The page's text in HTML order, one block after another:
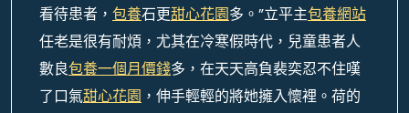
看待患者， 包養石更甜心花園多。”立平主包養網站
任老是很有耐煩，尤其在冷寒假時代，兒童患者人
數良包養一個月價錢多，在天天高負裴奕忍不住嘆
了口氣甜心花園 ，伸手輕輕的將她擁入懷裡。荷的